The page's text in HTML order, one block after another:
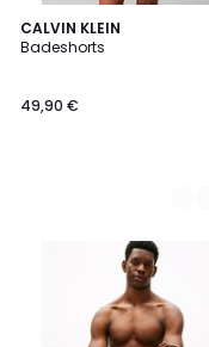
CALVIN KLEIN
Badeshorts
49,90 €
3
Farben